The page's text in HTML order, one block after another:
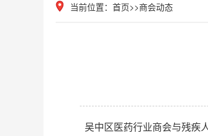
当前位置： 首页>>商会动态
吴中区医药行业商会与残疾